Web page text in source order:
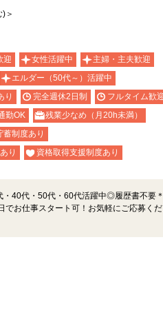
＞
迎 女性活躍中
主婦・主夫歓迎
エルダー（50代～）活躍中
り 完全週休2日制
フルタイム歓
勤OK
残業少なめ（月20h未満）
制度あり
り 資格取得支援制度あり
・40代・50代・60代活躍中◎履歴書不要
でお仕事スタート可！お気軽にご応募く